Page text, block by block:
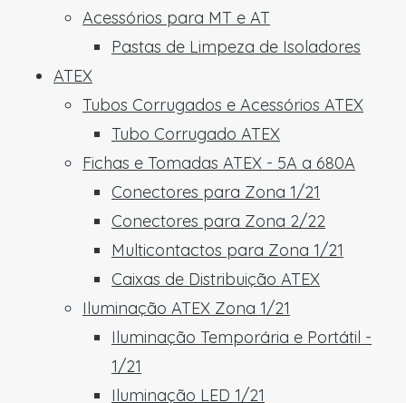
Acessórios para MT e AT
Pastas de Limpeza de Isoladores
ATEX
Tubos Corrugados e Acessórios ATEX
Tubo Corrugado ATEX
Fichas e Tomadas ATEX - 5A a 680A
Conectores para Zona 1/21
Conectores para Zona 2/22
Multicontactos para Zona 1/21
Caixas de Distribuição ATEX
Iluminação ATEX Zona 1/21
Iluminação Temporária e Portátil -
1/21
Iluminação LED 1/21